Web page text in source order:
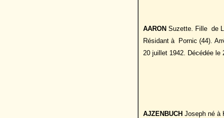
AARON Suzette. Fille de
Résidant à Pornic (44).
20 juillet 1942. Décédée le
AJZENBUCH Joseph né à